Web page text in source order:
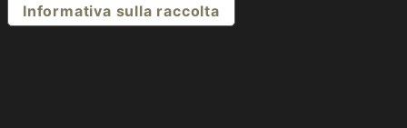
Informativa sulla raccolta